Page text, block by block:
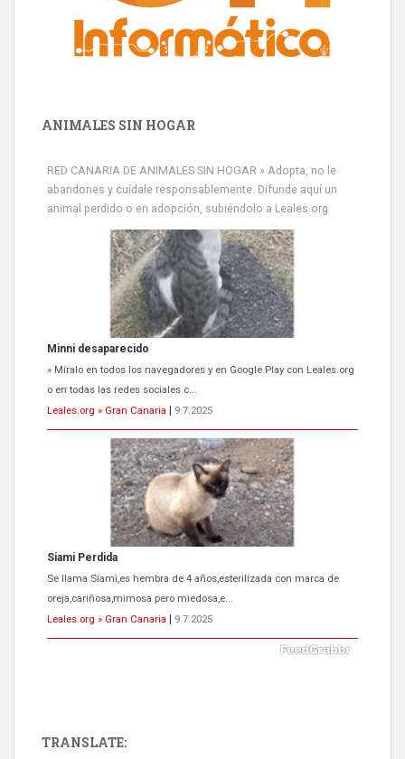
ANIMALES SIN HOGAR
RED CANARIA DE ANIMALES SIN HOGAR » Adopta, no le
abandones y cuídale responsablemente. Difunde aquí un
animal perdido o en adopción, subiéndolo a Leales.org
Minni desaparecido
» Míralo en todos los navegadores y en Google Play con Leales.org
o en todas las redes sociales c...
Leales.org » Gran Canaria
9.7.2025
Siami Perdida
Se llama Siami,es hembra de 4 años,esterilizada con marca de
oreja,cariñosa,mimosa pero miedosa,e...
Leales.org » Gran Canaria
9.7.2025
TRANSLATE: